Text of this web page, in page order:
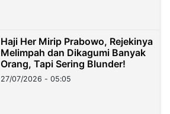
Haji Her Mirip Prabowo, Rejekinya
Melimpah dan Dikagumi Banyak
Orang, Tapi Sering Blunder!
27/07/2026 - 05:05